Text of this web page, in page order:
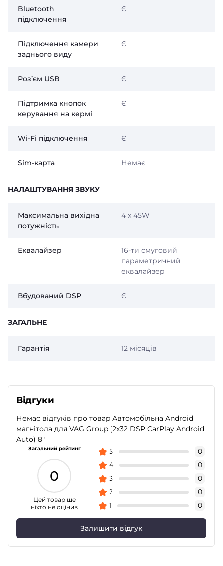
Bluetooth
підключення
Є
Підключення камери
заднього виду
Є
Розʼєм USB Є
Підтримка кнопок
керування на кермі
Є
Wi-Fi підключення Є
Sim-карта Немає
НАЛАШТУВАННЯ ЗВУКУ
Максимальна вихідна
потужність
4 x 45W
Еквалайзер
16-ти смуговий
параметричний
еквалайзер
Вбудований DSP Є
ЗАГАЛЬНЕ
Гарантія 12 місяців
Відгуки
Немає відгуків про товар Автомобільна Android
магнітола для VAG Group (2x32 DSP CarPlay Android
Auto) 8"
Загальний рейтинг
0
Цей товар ще
ніхто не оцінив
5
0
4
0
3
0
2
0
1
0
Залишити відгук